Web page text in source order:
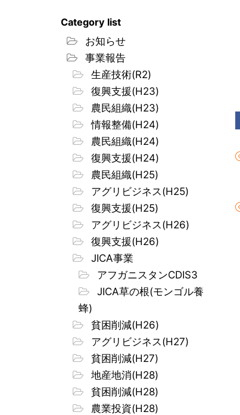
Category list
お知らせ
事業報告
生産技術(R2)
復興支援(H23)
農民組織(H23)
情報整備(H24)
農民組織(H24)
復興支援(H24)
農民組織(H25)
アグリビジネス(H25)
復興支援(H25)
アグリビジネス(H26)
復興支援(H26)
JICA事業
アフガニスタンCDIS3
JICA草の根(モンゴル養
蜂)
貧困削減(H26)
アグリビジネス(H27)
貧困削減(H27)
地産地消(H28)
貧困削減(H28)
農業投資(H28)